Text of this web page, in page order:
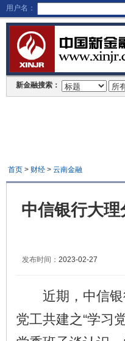
用户名：
新金融搜索：
首页> 财经> 云南金融
中信银行大
发布时间： 2023-02-27
近期，中信银
党工共建之“学习